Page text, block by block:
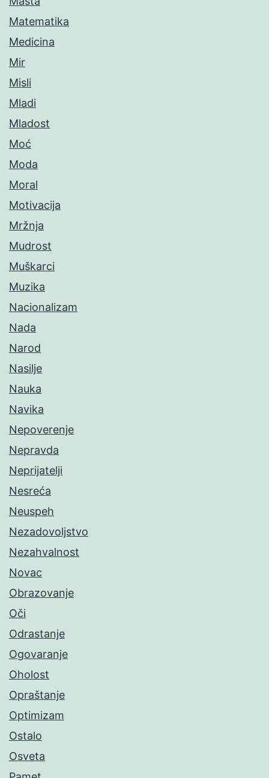
Matematika
Medicina
Mir
Misli
Mladi
Mladost
Moć
Moda
Moral
Motivacija
Mržnja
Mudrost
Muškarci
Muzika
Nacionalizam
Nada
Narod
Nasilje
Nauka
Navika
Nepoverenje
Nepravda
Neprijatelji
Nesreća
Neuspeh
Nezadovoljstvo
Nezahvalnost
Novac
Obrazovanje
Oči
Odrastanje
Ogovaranje
Oholost
Opraštanje
Optimizam
Ostalo
Osveta